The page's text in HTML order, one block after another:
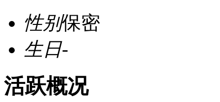
性别保密
生日-
活跃概况